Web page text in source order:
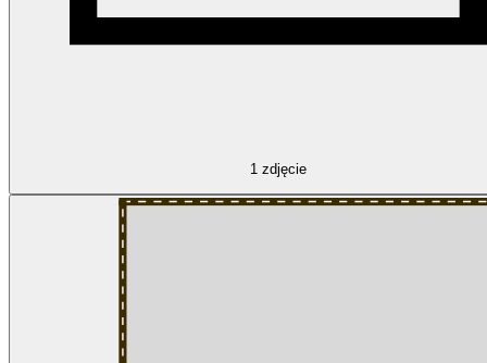
1 zdjęcie